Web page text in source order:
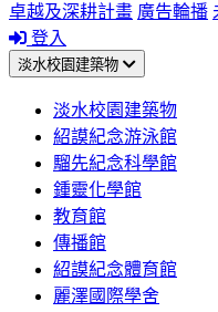
卓越及深耕計畫 廣告輪播
登入
淡水校園建築物
淡水校園建築物
紹謨紀念游泳館
騮先紀念科學館
鍾靈化學館
教育館
傳播館
紹謨紀念體育館
麗澤國際學舍